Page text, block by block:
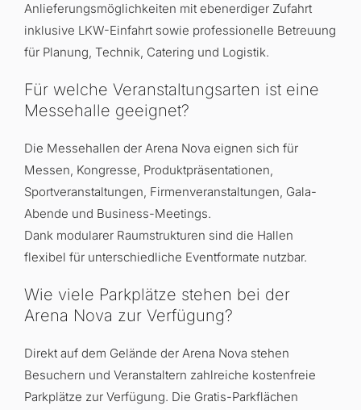
Anlieferungsmöglichkeiten mit ebenerdiger Zufahrt
inklusive LKW-Einfahrt sowie professionelle Betreuung
für Planung, Technik, Catering und Logistik.
Für welche Veranstaltungsarten ist eine
Messehalle geeignet?
Die Messehallen der Arena Nova eignen sich für
Messen, Kongresse, Produktpräsentationen,
Sportveranstaltungen, Firmenveranstaltungen, Gala-
Abende und Business-Meetings.
Dank modularer Raumstrukturen sind die Hallen
flexibel für unterschiedliche Eventformate nutzbar.
Wie viele Parkplätze stehen bei der
Arena Nova zur Verfügung?
Direkt auf dem Gelände der Arena Nova stehen
Besuchern und Veranstaltern zahlreiche kostenfreie
Parkplätze zur Verfügung. Die Gratis-Parkflächen